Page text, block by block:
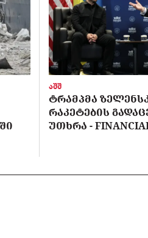
აშშ
ᲢᲠᲐᲛᲞᲛᲐ
ᲠᲐᲙᲔᲢᲔᲑᲘᲡ
ᲣᲗᲮᲠᲐ -